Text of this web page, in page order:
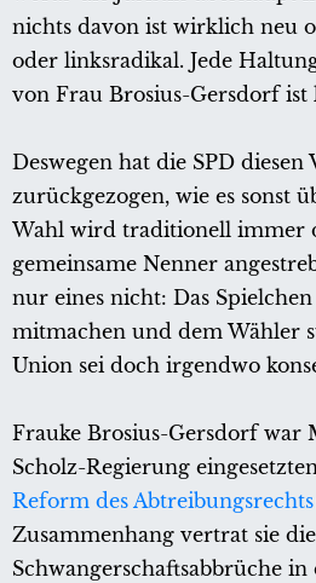
nichts davon ist wirklich neu
oder linksradikal. Jede
von Frau Brosius-Gersdorf ist
Deswegen hat die SPD
zurückgezogen, wie es sonst
Wahl wird traditionell immer
gemeinsame Nenner
nur eines nicht: Das
mitmachen und dem Wähler
Union sei doch irgendwo
Frauke Brosius-Gersdorf war
Scholz-Regierung
Reform des Abtreibungsrechts
Zusammenhang vertrat sie
Schwangerschaftsabbrüche